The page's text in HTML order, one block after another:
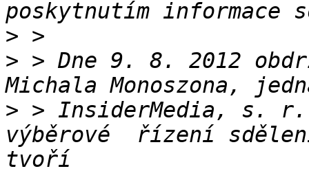
>
> > Dne 9. 8. 2012
> > InsiderMedia, s.
výběrové  řízení